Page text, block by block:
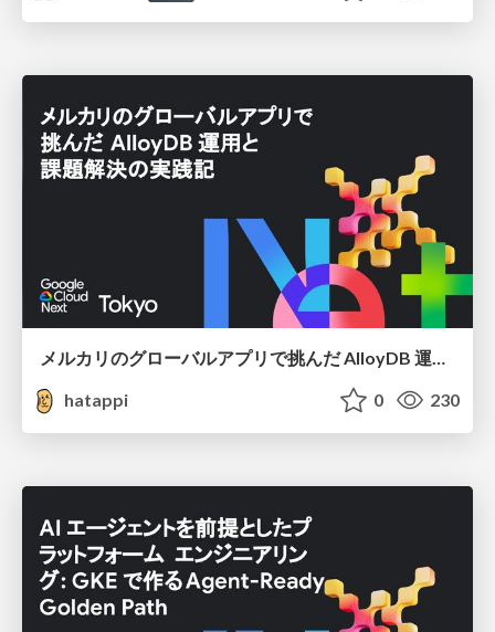
メルカリのグローバルアプリで挑んだ AlloyDB 運用と課題解決の実践記
hatappi
0 230